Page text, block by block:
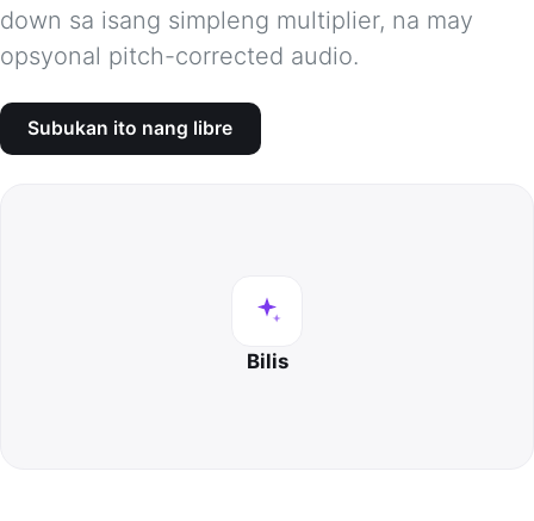
down sa isang simpleng multiplier, na may
opsyonal pitch-corrected audio.
Subukan ito nang libre
Bilis